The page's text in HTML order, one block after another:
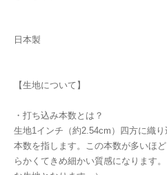
日本製
【生地について】
・打ち込み本数とは？
生地1インチ（約2.54cm）四方に織
本数を指します。この本数が多いほ
らかくてきめ細かい質感になります